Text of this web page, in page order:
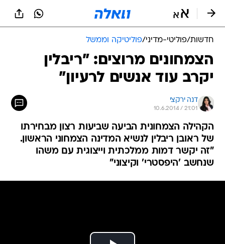
חדשות/פוליטי-מדיני/פוליטיקה וממשל
הצמחונים מרוצים: "ריבלין
יקרב עוד אנשים לרעיון"
דנה ירקצי
10.6.2014 / 21:01
הקהילה הצמחונית הביעה שביעות רצון מבחירתו
של ראובן ריבלין לנשיא המדינה הצמחוני הראשון.
"זה יקשר דמות ממלכתית וייצוגית עם משהו
שנחשב 'היפסטרי' וקיצוני"